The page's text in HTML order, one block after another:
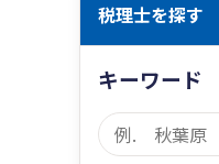
税理士を探す
キーワード